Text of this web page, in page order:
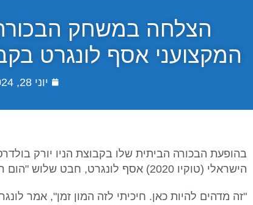
הצלחה במשחק
המקצועני אסף לונגרט
יוני 28, 2024
הישראלי (טוקיו 2020) אסף לונגרט, חבט שלוש "הום ראן". וזו הייתה רק ההתחלה.